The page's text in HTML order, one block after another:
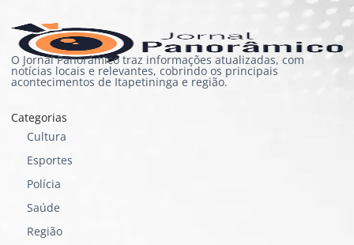
O Jornal Panorâmico traz informações atualizadas, com
notícias locais e relevantes, cobrindo os principais
acontecimentos de Itapetininga e região.
Categorias
Cultura
Esportes
Polícia
Saúde
Região